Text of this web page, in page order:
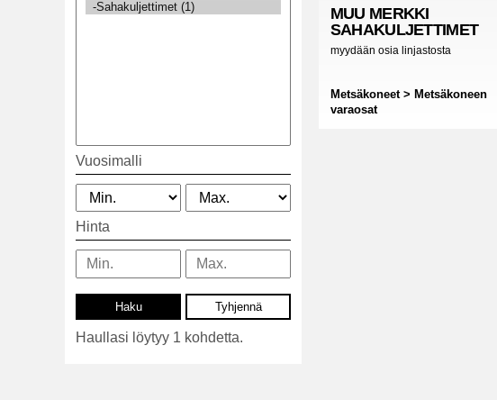
Vuosimalli
Hinta
Haullasi löytyy 1 kohdetta.
MUU MERKKI
SAHAKULJETTIMET
myydään osia linjastosta
Metsäkoneet > Metsäkoneen
varaosat